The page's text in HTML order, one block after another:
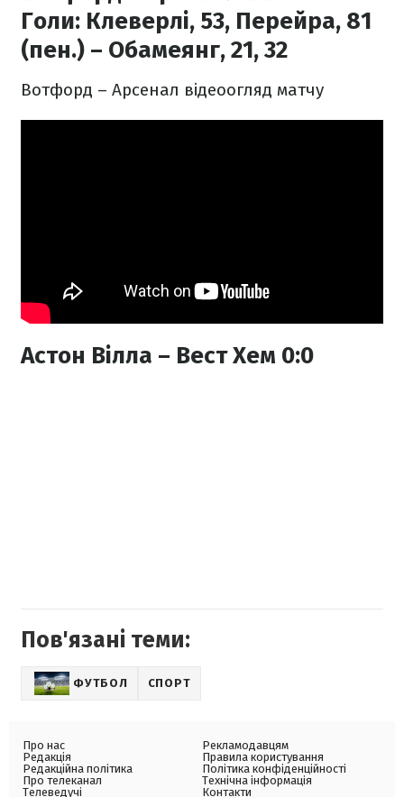
Голи: Клеверлі, 53, Перейра, 81
(пен.) – Обамеянг, 21, 32
Вотфорд – Арсенал відеоогляд матчу
Астон Вілла – Вест Хем 0:0
Пов'язані теми:
ФУТБОЛ СПОРТ
Про нас
Редакція
Редакційна політика
Про телеканал
Телеведучі
Рекламодавцям
Правила користування
Політика конфіденційності
Технічна інформація
Контакти